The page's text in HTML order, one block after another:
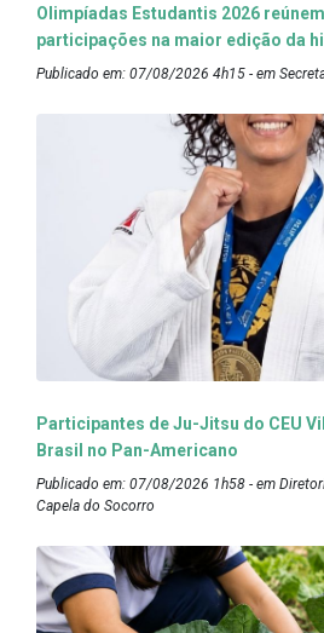
Olimpíadas Estudantis 2026
participações na maior edição da
Publicado em: 07/08/2026 4h15 - em
Participantes de Ju-Jitsu do CEU
Brasil no Pan-Americano
Publicado em: 07/08/2026 1h58 - em
Capela do Socorro